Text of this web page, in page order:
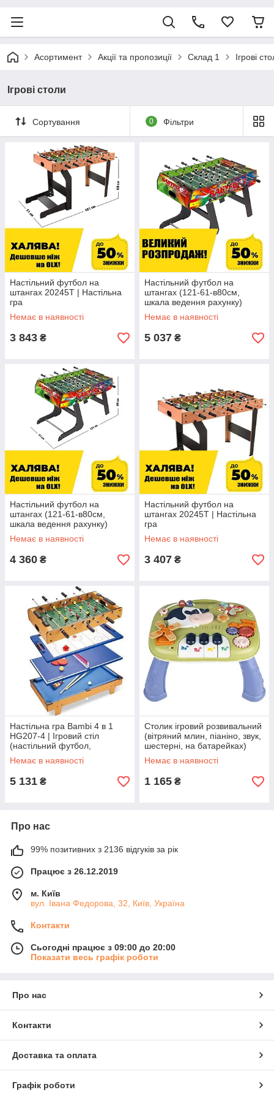
Асортимент Акції та пропозиції Склад 1 Ігрові
Ігрові столи
Сортування 0 Фільтри
Настільний футбол на
штангах 20245T | Настільна
гра
Немає в наявності
3 843 ₴
Настільний футбол на
штангах (121-61-в80см,
шкала ведення рахунку)
C1037B
Немає в наявності
5 037 ₴
Настільний футбол на
штангах (121-61-в80см,
шкала ведення рахунку)
C1037B
Немає в наявності
4 360 ₴
Настільний футбол на
штангах 20245T | Настільна
гра
Немає в наявності
3 407 ₴
Настільна гра Bambi 4 в 1
HG207-4 | Ігровий стіл
(настільний футбол,
аерохокей, настільний теніс,
більярд)
Немає в наявності
5 131 ₴
Столик ігровий розвивальний
(вітряний млин, піаніно, звук,
шестерні, на батарейках)
3905
Немає в наявності
1 165 ₴
Про нас
99% позитивних з 2136 відгуків за рік
Працює з 26.12.2019
м. Київ
вул. Івана Федорова, 32, Київ, Україна
Контакти
Сьогодні працює з 09:00 до 20:00
Показати весь графік роботи
Про нас
Контакти
Доставка та оплата
Графік роботи